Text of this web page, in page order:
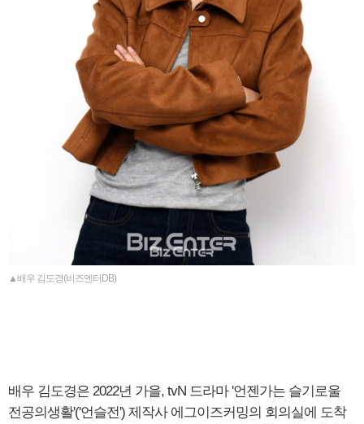
▲배우 김도경(비즈엔터DB)
배우 김도경은 2022년 가을, tvN 드라마 '언젠가는 슬기로울
전공의생활'('언슬전') 제작사 에그이즈커밍의 회의실에 도착